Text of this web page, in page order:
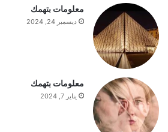
ب
ا
ل
ه
ي
م
معلومات بتهمك
ديسمبر 24, 2024
معلومات بتهمك
يناير 7, 2024